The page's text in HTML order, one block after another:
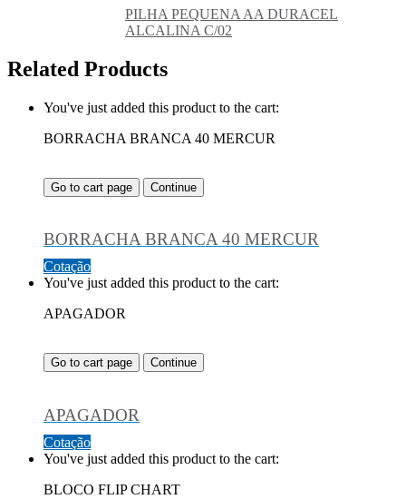
PILHA PEQUENA AA DURACEL
ALCALINA C/02
Related Products
You've just added this product to the cart:
BORRACHA BRANCA 40 MERCUR
Go to cart page Continue
BORRACHA BRANCA 40 MERCUR
Cotação
You've just added this product to the cart:
APAGADOR
Go to cart page Continue
APAGADOR
Cotação
You've just added this product to the cart:
BLOCO FLIP CHART